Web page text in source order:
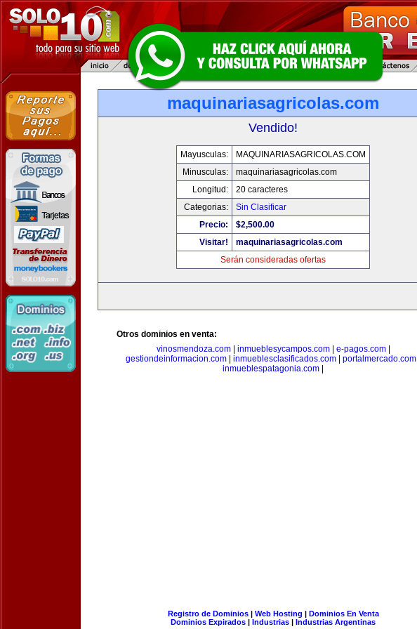
maquinariasagricolas.com
Vendido!
Mayusculas:
MAQUINARIASAGRICOLAS.COM
Minusculas:
maquinariasagricolas.com
Longitud:
20 caracteres
Categorias:
Sin Clasificar
Precio:
$2,500.00
Visitar!
maquinariasagricolas.com
Serán consideradas ofertas
Otros dominios en venta:
vinosmendoza.com| inmueblesycampos.com| e-pagos.com|
gestiondeinformacion.com
inmueblesclasificados.com portalmercado.com
inmueblespatagonia.com
Registro de Dominios| Web Hosting | Dominios En Venta
Dominios Expirados | Industrias | Industrias Argentinas